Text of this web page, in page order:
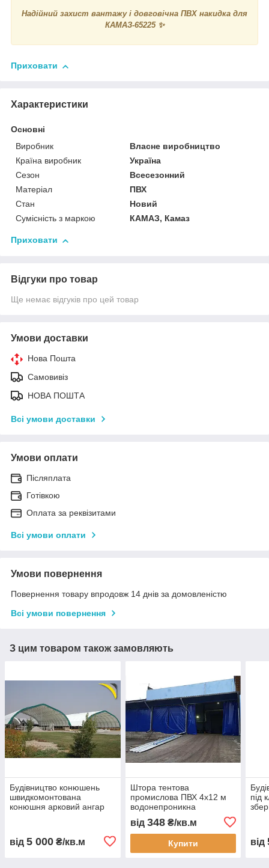
Надійний захист вантажу і довговічна ПВХ накидка для
КАМАЗ-65225 ✨
Приховати
Характеристики
Основні
Виробник
Власне виробництво
Країна виробник
Україна
Сезон
Всесезонний
Матеріал
ПВХ
Стан
Новий
Сумісність з маркою
КАМАЗ, Камаз
Приховати
Відгуки про товар
Ще немає відгуків про цей товар
Умови доставки
Нова Пошта
Самовивіз
НОВА ПОШТА
Всі умови доставки
Умови оплати
Післяплата
Готівкою
Оплата за реквізитами
Всі умови оплати
Умови повернення
Повернення товару впродовж 14 днів за домовленістю
Всі умови повернення
З цим товаром також замовляють
Будівництво конюшень
швидкомонтована
конюшня арковий ангар
будівництво
від 5 000 ₴/кв.м
Штора тентова
промислова ПВХ 4х12 м
водонепроникна
перегородка для складу
цеху автомийки та СТО
від 348₴/кв.м
Купити
під
від